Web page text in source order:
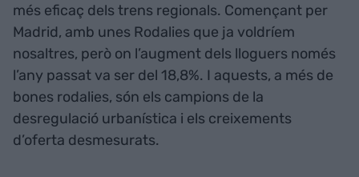
més eficaç dels trens regionals. Començant per
Madrid, amb unes Rodalies que ja voldríem
nosaltres, però on l’augment dels lloguers només
l’any passat va ser del 18,8%. I aquests, a més de
bones rodalies, són els campions de la
desregulació urbanística i els creixements
d’oferta desmesurats.